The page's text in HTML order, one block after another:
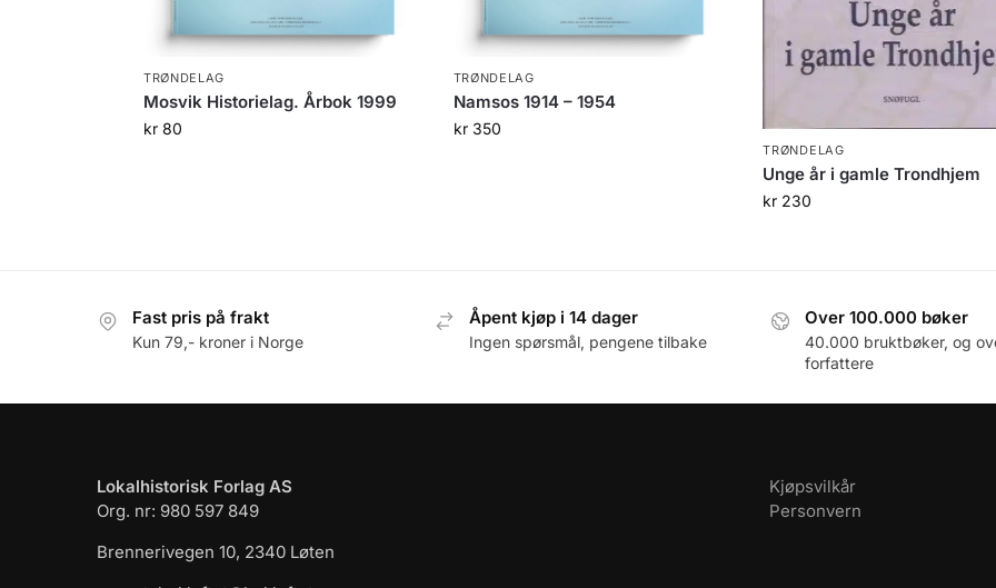
TRØNDELAG
Mosvik Historielag. Årbok 1999
kr80
TRØNDELAG
Namsos 1914 – 1954
kr350
TRØNDELAG
Unge år i gamle Trondhjem
kr 230
Fast pris på frakt
Kun 79,- kroner i Norge
Åpent kjøp i 14 dager
Ingen spørsmål, pengene tilbake
Over 100.000 bøker
40.000 bruktbøker, og
forfattere
Lokalhistorisk Forlag AS
Org. nr: 980 597 849
Brennerivegen 10, 2340 Løten
Kjøpsvilkår
Personvern